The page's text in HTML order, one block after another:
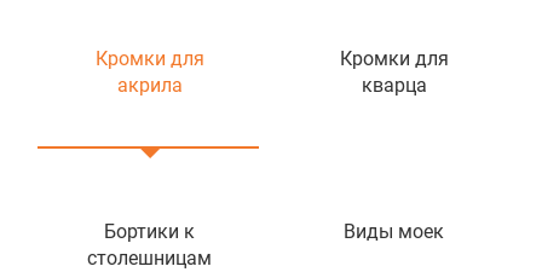
Кромки для
акрила
Кромки для
кварца
Бортики к
столешницам
Виды моек